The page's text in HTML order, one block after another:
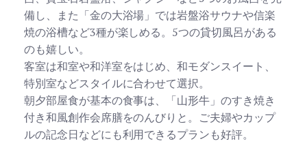
備し、また「金の大浴場」では岩盤浴サウナや信楽
焼の浴槽など3種が楽しめる。5つの貸切風呂がある
のも嬉しい。
客室は和室や和洋室をはじめ、和モダンスイート、
特別室などスタイルに合わせて選択。
朝夕部屋食が基本の食事は、「山形牛」のすき焼き
付き和風創作会席膳をのんびりと。ご夫婦やカップ
ルの記念日などにも利用できるプランも好評。